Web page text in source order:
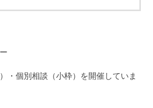
・個別相談（小枠）を開催していま